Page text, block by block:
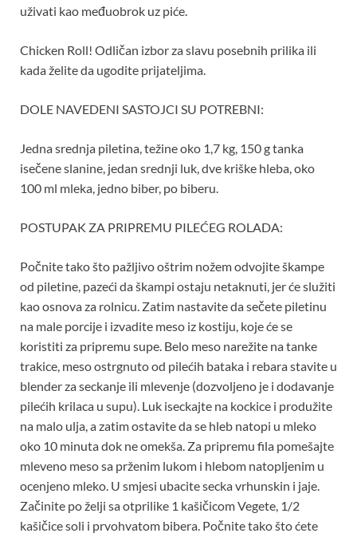
uživati ​​kao međuobrok uz piće.
Chicken Roll! Odličan izbor za slavu posebnih prilika ili
kada želite da ugodite prijateljima.
DOLE NAVEDENI SASTOJCI SU POTREBNI:
Jedna srednja piletina, težine oko 1,7 kg, 150 g tanka
isečene slanine, jedan srednji luk, dve kriške hleba, oko
100 ml mleka, jedno biber, po biberu.
POSTUPAK ZA PRIPREMU PILEĆEG ROLADA:
Počnite tako što pažljivo oštrim nožem odvojite škampe
od piletine, pazeći da škampi ostaju netaknuti, jer će služiti
kao osnova za rolnicu. Zatim nastavite da sečete piletinu
na male porcije i izvadite meso iz kostiju, koje će se
koristiti za pripremu supe. Belo meso narežite na tanke
trakice, meso ostrgnuto od pilećih bataka i rebara stavite u
blender za seckanje ili mlevenje (dozvoljeno je i dodavanje
pilećih krilaca u supu). Luk iseckajte na kockice i produžite
na malo ulja, a zatim ostavite da se hleb natopi u mleko
oko 10 minuta dok ne omekša. Za pripremu fila pomešajte
mleveno meso sa prženim lukom i hlebom natopljenim u
ocenjeno mleko. U smjesi ubacite secka vrhunskin i jaje.
Začinite po želji sa otprilike 1 kašičicom Vegete, 1/2
kašičice soli i prvohvatom bibera. Počnite tako što ćete